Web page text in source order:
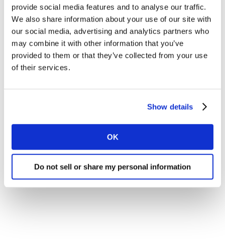
provide social media features and to analyse our traffic.
We also share information about your use of our site with
our social media, advertising and analytics partners who
may combine it with other information that you’ve
provided to them or that they’ve collected from your use
of their services.
Show details
OK
Do not sell or share my personal information
Basado en la muestra de 67.000 consumidores
conectados de entre 16-65 años en 25 países.
Países: Argentina, Brasil, Canadá, México, EEUU,
Bélgica, Francia, Alemania, Gran Bretaña, Italia, Países
Bajos, Noruega, Polonia, Rusia, España, Suecia,
Turquía, Australia, Mainland China, India, Indonesia,
Para obtener todos los insights del estudio, por favor
descarga tu copia del informe utilizando el siguiente